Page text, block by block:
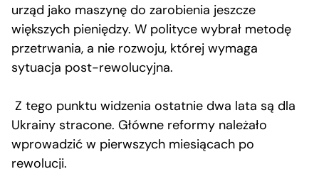
urząd jako maszynę do zarobienia jeszcze
większych pieniędzy. W polityce wybrał metodę
przetrwania, a nie rozwoju, której wymaga
sytuacja post-rewolucyjna.
Z tego punktu widzenia ostatnie dwa lata są dla
Ukrainy stracone. Główne reformy należało
wprowadzić w pierwszych miesiącach po
rewolucji.